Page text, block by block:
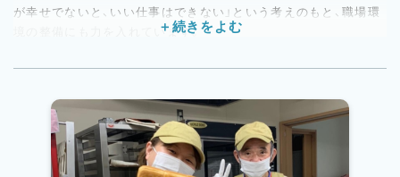
が幸せでないと、いい仕事はできない」という考えのもと、職場環
境の整備にも力を入れています。
5日。有給休暇は初月から付与され、取得も推奨しています。
えるチームの雰囲気があるから、スタッフが無理をせず長く働き
続けられています。
残業もほぼありません。
スタッフを余裕ある人数で配置しているので、一人に負担が集中